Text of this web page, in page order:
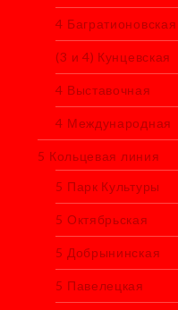
4 Багратионовская
(3 и 4) Кунцевская
4 Выставочная
4 Международная
5 Кольцевая линия
5 Парк Культуры
5 Октябрьская
5 Добрынинская
5 Павелецкая